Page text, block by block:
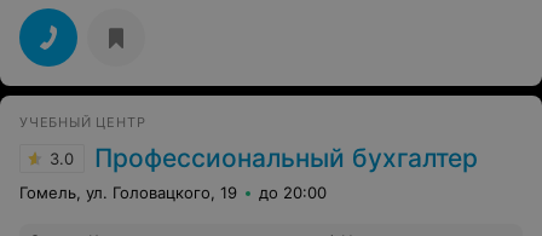
преподаватели.
УЧЕБНЫЙ ЦЕНТР
3.0 Профессиональный бухгалтер
Гомель, ул. Головацкого, 19 до 20:00